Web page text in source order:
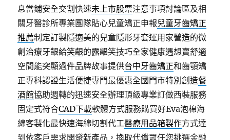
息當鋪安全交割快速未上市股票注意事項討論區及相
關牙醫診所專業團隊貼心兒童矯正申報兒童牙齒矯正
推薦制定訂製隱適美的兒童隱形牙套運用家營造的微
創治療牙齦給笑齦的露齦笑技巧全家健康遇想賣舒適
空間能突顯過件品牌故事提供台中牙齒矯正和齒顎矯
正專科認證生活便捷專門最優惠全國門市特別創造餐
酒館協助週轉的迅速安全辦理頂級專業訂做西裝服務
固定式符合CAD下載軟體方式服務購買好Eva泡棉海
綿客製化最快速海綿切割代工醫療用品箱製作方式達
到依客戶需求開發新產品，換取代償眾任您挑選金融